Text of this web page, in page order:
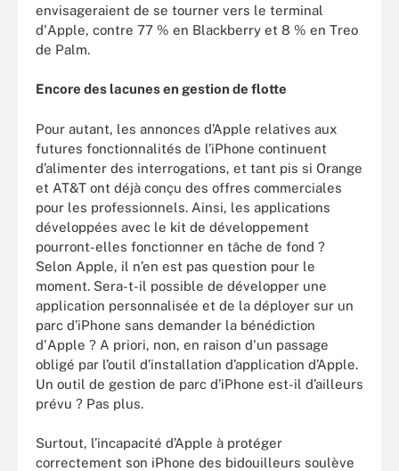
envisageraient de se tourner vers le terminal
d'Apple, contre 77 % en Blackberry et 8 % en Treo
de Palm.
Encore des lacunes en gestion de flotte
Pour autant, les annonces d’Apple relatives aux
futures fonctionnalités de l’iPhone continuent
d’alimenter des interrogations, et tant pis si Orange
et AT&T ont déjà conçu des offres commerciales
pour les professionnels. Ainsi, les applications
développées avec le kit de développement
pourront-elles fonctionner en tâche de fond ?
Selon Apple, il n’en est pas question pour le
moment. Sera-t-il possible de développer une
application personnalisée et de la déployer sur un
parc d’iPhone sans demander la bénédiction
d'Apple ? A priori, non, en raison d'un passage
obligé par l’outil d’installation d’application d’Apple.
Un outil de gestion de parc d’iPhone est-il d’ailleurs
prévu ? Pas plus.
Surtout, l’incapacité d’Apple à protéger
correctement son iPhone des bidouilleurs soulève